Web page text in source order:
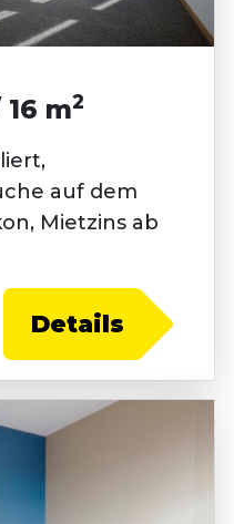
m2
auf dem
Mietzins ab
Details